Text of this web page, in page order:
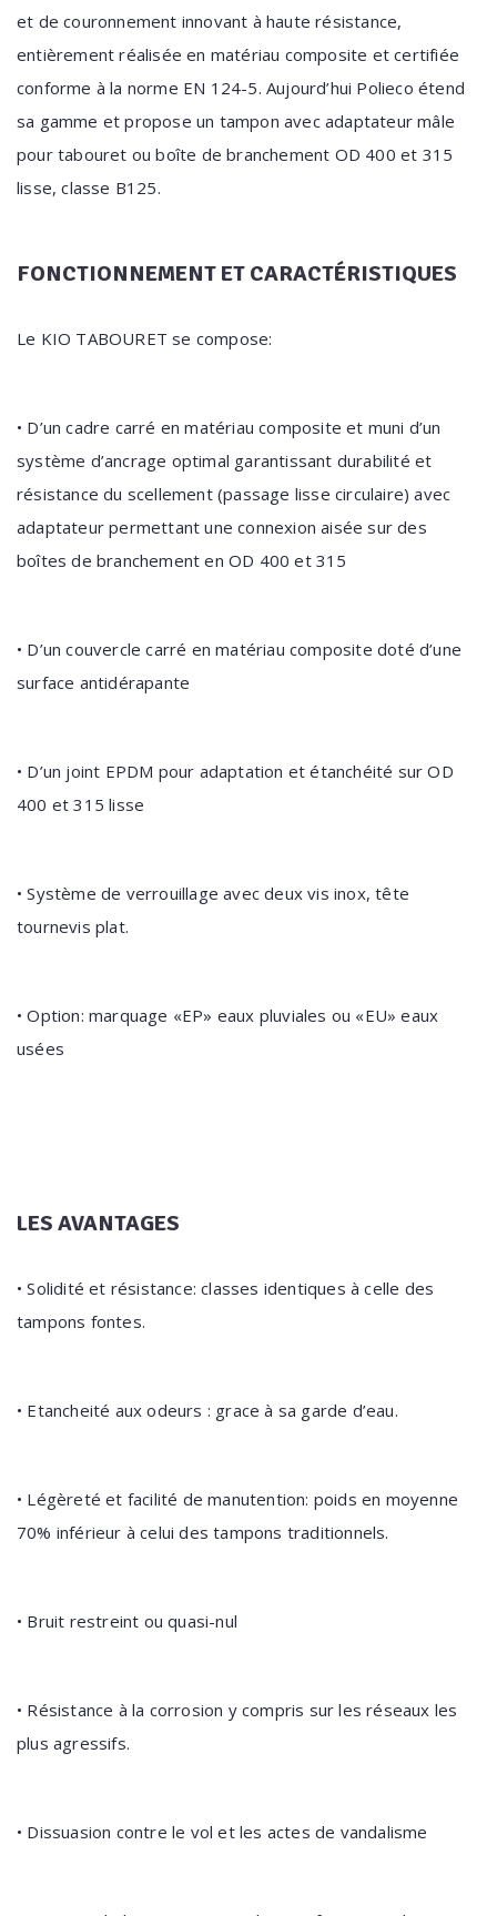
et de couronnement innovant à haute résistance,
entièrement réalisée en matériau composite et certifiée
conforme à la norme EN 124-5. Aujourd’hui Polieco étend
sa gamme et propose un tampon avec adaptateur mâle
pour tabouret ou boîte de branchement OD 400 et 315
lisse, classe B125.
FONCTIONNEMENT ET CARACTÉRISTIQUES
Le KIO TABOURET se compose:
• D’un cadre carré en matériau composite et muni d’un
système d’ancrage optimal garantissant durabilité et
résistance du scellement (passage lisse circulaire) avec
adaptateur permettant une connexion aisée sur des
boîtes de branchement en OD 400 et 315
• D’un couvercle carré en matériau composite doté d’une
surface antidérapante
• D’un joint EPDM pour adaptation et étanchéité sur OD
400 et 315 lisse
• Système de verrouillage avec deux vis inox, tête
tournevis plat.
• Option: marquage «EP» eaux pluviales ou «EU» eaux
usées
LES AVANTAGES
• Solidité et résistance: classes identiques à celle des
tampons fontes.
• Etancheité aux odeurs : grace à sa garde d’eau.
• Légèreté et facilité de manutention: poids en moyenne
70% inférieur à celui des tampons traditionnels.
• Bruit restreint ou quasi-nul
• Résistance à la corrosion y compris sur les réseaux les
plus agressifs.
• Dissuasion contre le vol et les actes de vandalisme